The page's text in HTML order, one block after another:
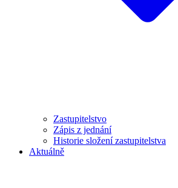
Zastupitelstvo
Zápis z jednání
Historie složení zastupitelstva
Aktuálně